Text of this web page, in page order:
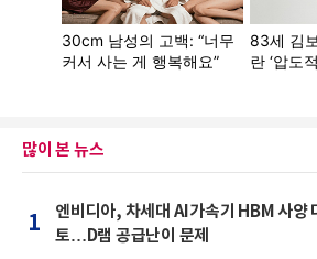
많이 본 뉴스
1
엔비디아, 차세대 AI가속기 HBM 사양
토…D램 공급난이 문제